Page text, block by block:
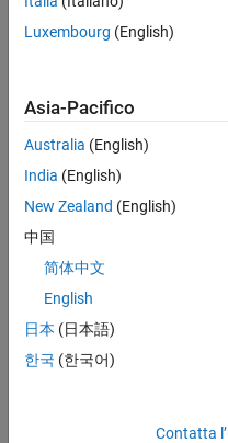
Mostra
recenti
rec
entl
y
rad
Luxembourg (English)
Asia-Pacifico
Australia (English)
India (English)
New Zealand (English)
中国
简体中文
English
日本 (日本語)
한국 (한국어)
Contatta